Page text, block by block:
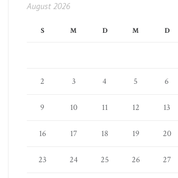
August 2026
S M D M D
2 3 4 5 6
9 10 11 12 13
16 17 18 19 20
23 24 25 26 27